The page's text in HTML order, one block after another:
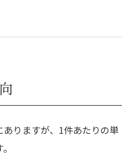
のM&A
を成功させましょう
りますが、1件あたりの単